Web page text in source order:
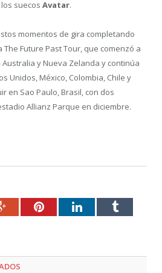
suecos Avatar.
momentos de gira completando
Future Past Tour, que comenzó a
y Nueva Zelanda y continúa
Unidos, México, Colombia, Chile y
en Sao Paulo, Brasil, con dos
Allianz Parque en diciembre.
Google+PinterestLinkedInTumblr